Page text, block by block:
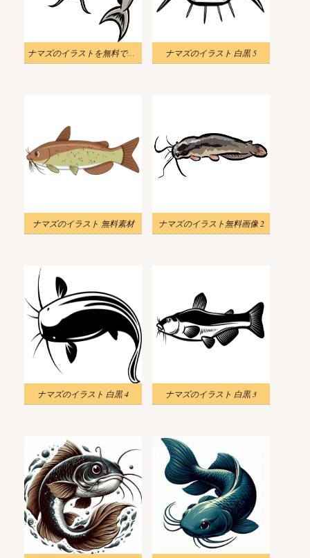
ナマズのイラストを無料でダウンロード 2 ナマズのイラスト 白黒 5
ナマズのイラスト 無料素材 ナマズのイラスト無料画像 2
ナマズのイラスト 白黒 4 ナマズのイラスト 白黒 3